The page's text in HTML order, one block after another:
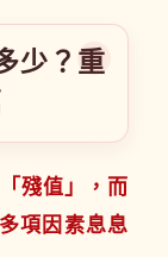
少？重
殘值」，而
項因素息息